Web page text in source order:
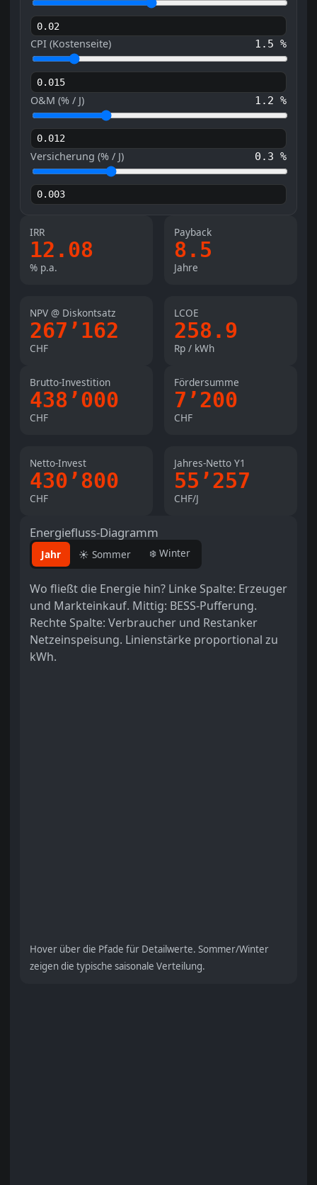
CPI (Kostenseite) 1.5 %
O&M (% / J) 1.2 %
Versicherung (% / J) 0.3 %
IRR
12.08
% p.a.
Payback
8.5
Jahre
NPV @ Diskontsatz
267’162
CHF
LCOE
258.9
Rp / kWh
Brutto-Investition
438’000
CHF
Fördersumme
7’200
CHF
Netto-Invest
430’800
CHF
Jahres-Netto Y1
55’257
CHF/J
Energiefluss-Diagramm
Jahr ☀️ Sommer ❄️ Winter
Wo fließt die Energie hin? Linke Spalte: Erzeuger
und Markteinkauf. Mittig: BESS-Pufferung.
Rechte Spalte: Verbraucher und Restanker
Netzeinspeisung. Linienstärke proportional zu
kWh.
Hover über die Pfade für Detailwerte. Sommer/Winter
zeigen die typische saisonale Verteilung.